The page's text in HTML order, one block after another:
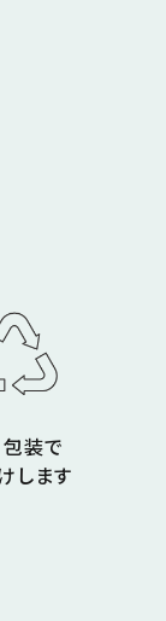
装で
します